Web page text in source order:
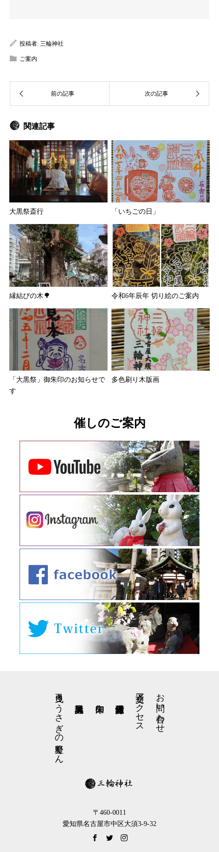
投稿者: 三輪神社
ご案内
関連記事
大黒祭斎行 「いちごの日」
縁結びの木🌳 令和6年辰年 切り絵のご案内
「大黒祭」御朱印のお知らせで
す
多色刷り木版画
催しのご案内
お問い合わせ
交通アクセス
弓曳きうさぎの星野くん
〒460-0011
愛知県名古屋市中区大須3-9-32